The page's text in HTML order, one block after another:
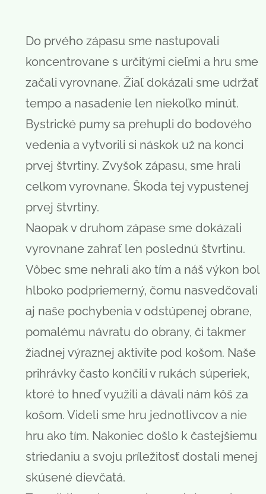
Do prvého zápasu sme nastupovali
koncentrovane s určitými cieľmi a hru sme
začali vyrovnane. Žiaľ dokázali sme udržať
tempo a nasadenie len niekoľko minút.
Bystrické pumy sa prehupli do bodového
vedenia a vytvorili si náskok už na konci
prvej štvrtiny. Zvyšok zápasu, sme hrali
celkom vyrovnane. Škoda tej vypustenej
prvej štvrtiny.
Naopak v druhom zápase sme dokázali
vyrovnane zahrať len poslednú štvrtinu.
Vôbec sme nehrali ako tím a náš výkon bol
hlboko podpriemerný, čomu nasvedčovali
aj naše pochybenia v odstúpenej obrane,
pomalému návratu do obrany, či takmer
žiadnej výraznej aktivite pod košom. Naše
prihrávky často končili v rukách súperiek,
ktoré to hneď využili a dávali nám kôš za
košom. Videli sme hru jednotlivcov a nie
hru ako tím. Nakoniec došlo k častejšiemu
striedaniu a svoju príležitosť dostali menej
skúsené dievčatá.